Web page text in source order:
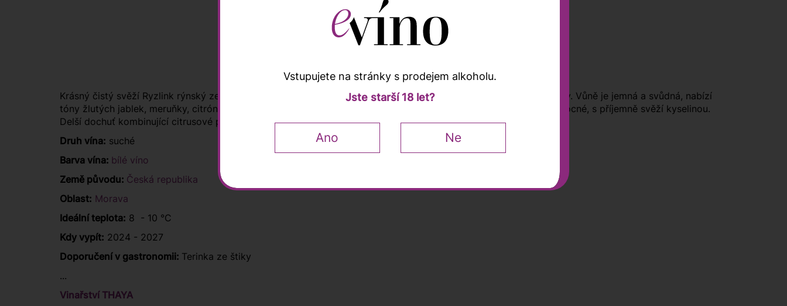
Popis a vlastnosti
Krásný čistý svěží Ryzlink rýnský ze Znojemska. Ve skleničce zazáří se světlou žlutou barvou se stříbrnými odlesky. Vůně je jemná a svůdná, nabízí
tóny žlutých jablek, meruňky, citrónu, náznak heřmánku a bylinek. V chuti je víno středně plné, krásně šťavnatě ovocné, s příjemně svěží kyselinou.
Delší dochuť kombinující citrusové plody a jemnou minerální slanost.
Druh vína: suché
Barva vína: bílé víno
Země původu: Česká republika
Oblast: Morava
Ideální teplota: 8 - 10 °C
Kdy vypít: 2024 - 2027
Doporučení v gastronomii: Terinka ze štiky
...
Vinařství THAYA
Vstupujete na stránky s prodejem alkoholu.
Jste starší 18 let?
Ano Ne